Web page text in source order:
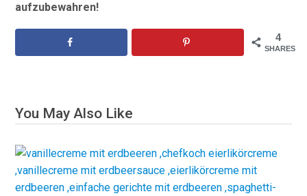
aufzubewahren!
4
SHARES
You May Also Like